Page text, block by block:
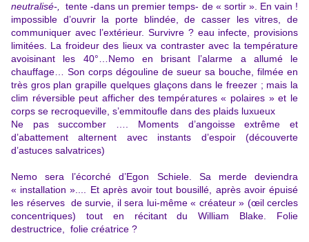
neutralisé-,
tente -dans un premier temps- de « sortir ». En vain !
impossible d’ouvrir la porte blindée, de casser les vitres, de
communiquer avec l’extérieur. Survivre ? eau infecte, provisions
limitées. La froideur des lieux va contraster avec la température
avoisinant les 40°…Nemo en brisant l’alarme a allumé le
chauffage… Son corps dégouline de sueur sa bouche, filmée en
très gros plan grapille quelques glaçons dans le freezer ; mais la
clim réversible peut afficher des températures « polaires » et le
corps se recroqueville, s’emmitoufle dans des plaids luxueux
Ne pas succomber …. Moments d’angoisse extrême et
d’abattement alternent avec instants d’espoir (découverte
d’astuces salvatrices)
Nemo sera l’écorché d’Egon Schiele. Sa merde deviendra
« installation ».... Et après avoir tout bousillé, après avoir épuisé
les réserves de survie, il sera lui-même « créateur » (œil cercles
concentriques) tout en récitant du William Blake. Folie
destructrice, folie créatrice ?